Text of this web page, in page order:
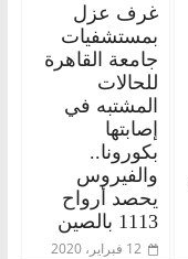
غرف عزل
بمستشفيات
جامعة القاهرة
للحالات
المشتبه في
إصابتها
بكورونا..
والفيروس
يحصد أرواح
1113 بالصين
12 فبراير، 2020